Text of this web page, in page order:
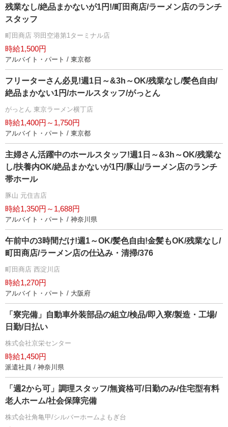
残業なし/絶品まかないが1円!/町田商店/ラーメン店のランチ
スタッフ
町田商店 羽田空港第1ターミナル店
時給1,500円
アルバイト・パート / 東京都
フリーターさん必見!週1日～&3h～OK/残業なし/髪色自由/
絶品まかない1円/ホールスタッフ/がっとん
がっとん 東京ラーメン横丁店
時給1,400円～1,750円
アルバイト・パート / 東京都
主婦さん活躍中のホールスタッフ!週1日～&3h～OK/残業な
し/扶養内OK/絶品まかないが1円/豚山/ラーメン店のランチ
帯ホール
豚山 元住吉店
時給1,350円～1,688円
アルバイト・パート / 神奈川県
午前中の3時間だけ!週1～OK/髪色自由!金髪もOK/残業なし/
町田商店/ラーメン店の仕込み・清掃/376
町田商店 西淀川店
時給1,270円
アルバイト・パート / 大阪府
「寮完備」自動車外装部品の組立/検品/即入寮/製造・工場/
日勤/日払い
株式会社京栄センター
時給1,450円
派遣社員 / 神奈川県
「週2から可」調理スタッフ/無資格可/日勤のみ/住宅型有料
老人ホーム/社会保障完備
株式会社角亀甲/シルバーホームよもぎ台